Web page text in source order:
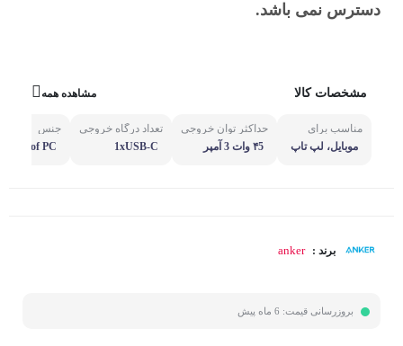
دسترس نمی باشد.
مشخصات کالا مشاهده همه
مناسب برای
موبایل، لپ تاپ
حداکثر توان خروجی
۴5 وات 3 آمپر
تعداد درگاه خروجی
1xUSB-C
جنس
PC
برند : anker
بروزرسانی قیمت: 6 ماه پیش